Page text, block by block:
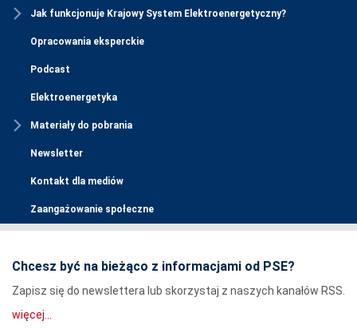
Jak funkcjonuje Krajowy System Elektroenergetyczny?
Opracowania eksperckie
Podcast
Elektroenergetyka
Materiały do pobrania
Newsletter
Kontakt dla mediów
Zaangażowanie społeczne
Chcesz być na bieżąco z informacjami od PSE?
Zapisz się do newslettera lub skorzystaj z naszych kanałów RSS.
więcej...